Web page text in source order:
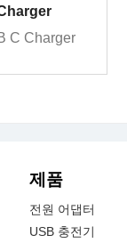
C Charger
제품
전원 어댑터
USB 충전기